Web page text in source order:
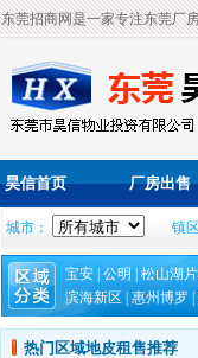
东莞招商网是一家专注东莞厂
昊信首页 厂房出售
城市： 镇
宝安 公明 松山湖
滨海新区 惠州博罗
热门区域地皮租售推荐